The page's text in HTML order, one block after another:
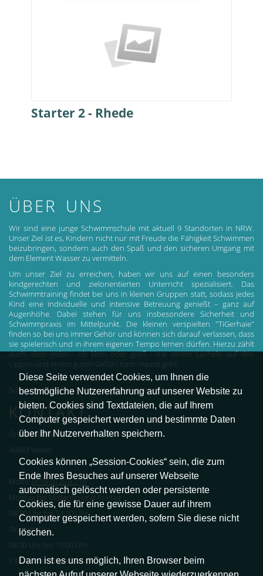
Diese Seite verwendet Cookies, um Ihnen die
bestmögliche Nutzererfahrung auf unserer Website zu
bieten. Cookies sind Textdateien, die auf Ihrem
Computer gespeichert werden und bestimmte Daten
über Ihr Nutzerverhalten speichern.
Cookies können „Session-Cookies“ sein, die zum
Ende Ihres Besuches auf unserer Webseite
automatisch gelöscht werden oder persistente
Cookies, die für eine gewisse Dauer auf ihrem
Computer gespeichert werden, sofern Sie diese nicht
löschen.
Dann ist es uns möglich, Ihren Browser beim
Starter 2 - Rhede
ÜBER UNS
Wir sind eine junge Schwimmschule mit aktuell 9 Standorten in NRW.
Unser Ziel ist es, Kindern nicht nur mit Freude die Fähigkeit Schwimmen
beizubringen, sondern auch den Spaß und den sicheren Umgang mit
dem Element Wasser zu vermitteln.
Um unser Ziel zu erreichen, haben wir uns auf einen besonders
kindgerechten und zielorientierten Unterricht spezialisiert. Das
Schwimmtraining findet bei uns in kleinen Gruppen statt, sodass jedes
Kind eine individuelle und intensive Betreuung genießt – ganz auf
Augenhöhe. Dabei stehen für uns insbesondere Sicherheit und
Schwimmpraxis im Mittelpunkt. Die kleinen verspielten "TiGerhaie"
finden so bei uns immer Gehör und können sich darauf verlassen, dass
sie spielerisch und in ihrem eigenen Tempo lernen dürfen. Hierzu zählt
auch, dass jeder - ob klein oder groß - mit einem Lächeln auf den
Lippen und einem guten Gefühl nach Hause geht.
Schwimmen lernen heisst: Ängste überwinden und loslassen!
KONTAKT
Grünstraße 97
46483 Wesel
Mobil:0159 0125 8 216
Montag bis Mittwoch und Freitag
08:30 Uhr bis 13:30 Uhr
Donnerstag
08:30 Uhr bis 13:00 Uhr
E-Mail: info@tigerhaie.de